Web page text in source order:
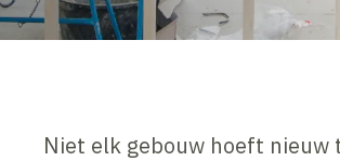
Niet elk gebouw hoeft nieuw